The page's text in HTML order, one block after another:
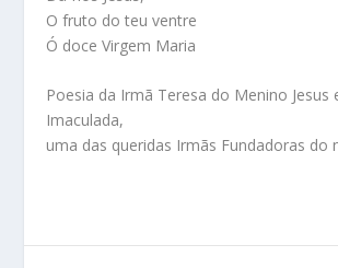
O fruto do teu ventre
Ó doce Virgem Maria
Poesia da Irmã Teresa do Menino Jesus
Imaculada,
uma das queridas Irmãs Fundadoras do